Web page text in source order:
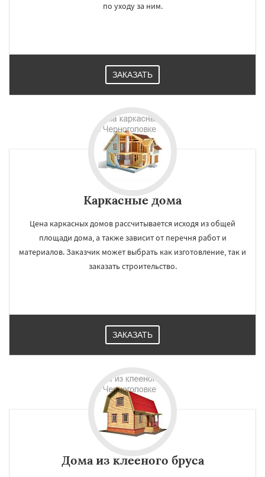
по уходу за ним.
ЗАКАЗАТЬ
Каркасные дома
Цена каркасных домов рассчитывается исходя из общей
площади дома, а также зависит от перечня работ и
материалов. Заказчик может выбрать как изготовление, так и
заказать строительство.
ЗАКАЗАТЬ
Дома из клееного бруса